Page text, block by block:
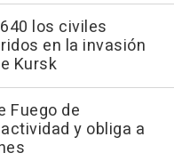
los civiles
en la invasión
Kursk
Fuego de
y obliga a